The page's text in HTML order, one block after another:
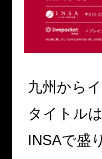
九州から
タイトル
INSAで盛